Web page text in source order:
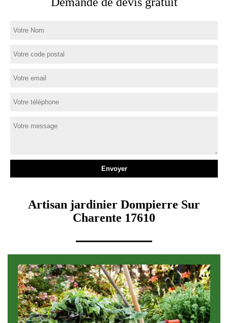
Artisan jardinier Dompierre Sur
Charente 17610